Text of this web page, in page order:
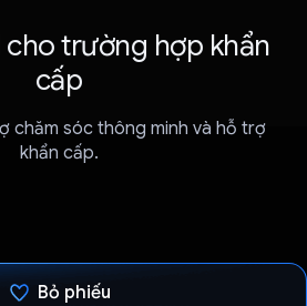
cho trường hợp khẩn
cấp
chăm sóc thông minh và hỗ trợ
khẩn cấp.
Bỏ phiếu